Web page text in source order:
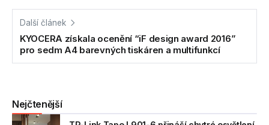
Další článek
KYOCERA získala ocenění “iF design award 2016”
pro sedm A4 barevných tiskáren a multifunkcí
Nejčtenější